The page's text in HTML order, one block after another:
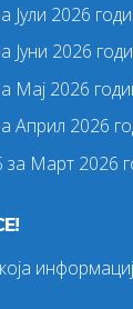
Јули 2026
Јуни 2026
Мај 2026
Април 2026
Март 2026